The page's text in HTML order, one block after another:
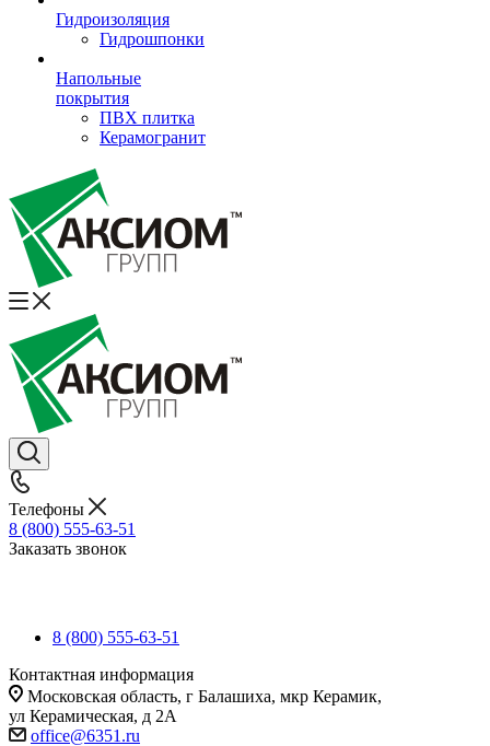
Гидроизоляция
Гидрошпонки
Напольные
покрытия
ПВХ плитка
Керамогранит
Телефоны
8 (800) 555-63-51
Заказать звонок
8 (800) 555-63-51
Контактная информация
Московская область, г Балашиха, мкр Керамик,
ул Керамическая, д 2А
office@6351.ru